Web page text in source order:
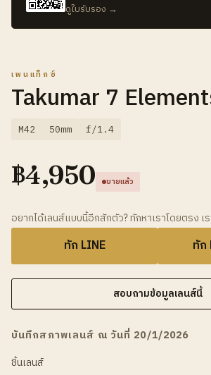
ดูใบรับรอง →
เพนแท็กซ์
Takumar 7
M42 50mm f/1.4
฿4,950 ขายแล้ว
อยากได้เลนส์แบบนี้อีกสักตัว? ทักหาเราโดยตรง เ
ทัก LINE ทัก
สอบถามข้อมูลเลนส์นี้
บันทึกสภาพเลนส์ ณ วันที่ 20/1/2026
ชิ้นเลนส์